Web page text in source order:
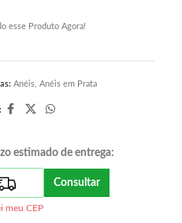
esse Produto Agora!
Anéis Anéis em Prata
estimado de entrega:
Consultar
meu CEP